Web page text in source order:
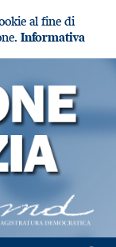
al fine di
Informativa